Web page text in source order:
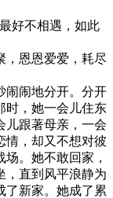
好不相遇，如此
，恩恩爱爱，耗尽
闹闹地分开。分开
时，她一会儿住东
儿跟著母亲，一会
情，却又不想对彼
。她不敢回家，
，直到风平浪静为
了新家。她成了累